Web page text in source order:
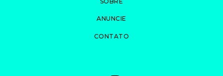
ANUNCIE
CONTATO